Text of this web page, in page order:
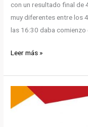
con un resultado final de
muy diferentes entre los
las 16:30 daba
Derrota
comenzar
temporada
Leer más »